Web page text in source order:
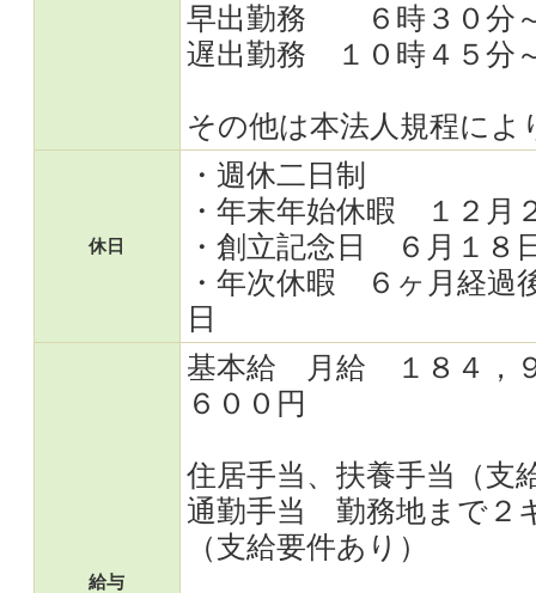
早出勤務 ６時３０分
遅出勤務 １０時４５分
その他は本法人規程によ
休日
・週休二日制
・年末年始休暇 １２月
・創立記念日 ６月１８
・年次休暇 ６ヶ月経過
日
給与
基本給 月給 １８４，
６００円
住居手当、扶養手当（支
通勤手当 勤務地まで２
（支給要件あり）